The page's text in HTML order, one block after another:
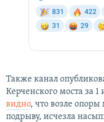
Также канал
Керченского моста за 1
видно, что возле
подрыву, исчезла